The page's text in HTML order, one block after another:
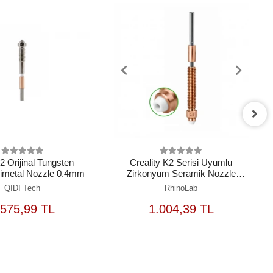
Orijinal Tungsten
Nozzle 0.4mm
QIDI Tech
TL
SEPETE
EKLE
Creality K2 Serisi Uyumlu
Zirkonyum Seramik Nozzle
0.8mm
RhinoLab
1.004,39 TL
SEPETE
EKLE